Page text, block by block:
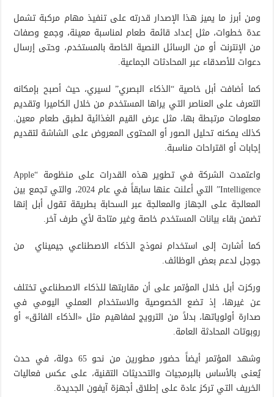
ومن أبرز ما يميز هذا الإصدار قدرته على تنفيذ مهام مركبة تشمل
عدة خطوات، مثل إعداد قائمة طعام لمناسبة معينة، وجمع وصفات
من الإنترنت أو من الرسائل النصية الخاصة بالمستخدم، وحتى إرسال
دعوات للأصدقاء عبر المحادثات الجماعية.
كما أضافت أبل خاصية “الذكاء البصري” لسيري، حيث أصبح بإمكانه
التعرف على العناصر التي يراها المستخدم من خلال الكاميرا وتقديم
معلومات مرتبطة بها، مثل عرض القيم الغذائية لطبق طعام معين.
كذلك يمكنه تحليل الصور أو المحتوى المعروض على الشاشة لتقديم
إجابات أو اقتراحات مناسبة.
واعتمدت الشركة في تطوير هذه القدرات على منظومة “Apple
Intelligence” التي أعلنت عنها سابقاً في عام 2024، والتي تجمع بين
المعالجة على الجهاز والمعالجة عبر السحابة بطريقة تقول أبل إنها
تضمن بقاء بيانات المستخدم خاصة وغير متاحة لأي طرف آخر.
كما أشارت إلى استخدام نموذج الذكاء الاصطناعي جيميناي من
جوجل لدعم بعض الوظائف.
وركزت أبل خلال المؤتمر على أن مقاربتها للذكاء الاصطناعي تختلف
عن غيرها، إذ تضع الخصوصية والاستخدام العملي اليومي في
صدارة أولوياتها، بدلاً من الترويج لمفاهيم مثل «الذكاء الفائق» أو
روبوتات المحادثة العامة.
وشهد المؤتمر أيضاً حضور مطورين من نحو 65 دولة، في حدث
يُعنى بالأساس بالبرمجيات والتحديثات التقنية، على عكس فعاليات
الخريف التي تركز عادة على إطلاق أجهزة آيفون الجديدة.